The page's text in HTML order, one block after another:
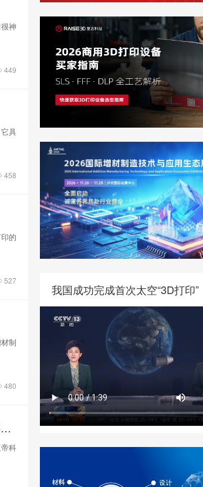
神
449
具
458
的
527
制
480
3D打印铸造铜合金螺旋桨通过评审；无人艇、大尺寸热交换器3D打印；人民网报道两家3D打印企业
科
我国成功完成首次太空“3D打印”